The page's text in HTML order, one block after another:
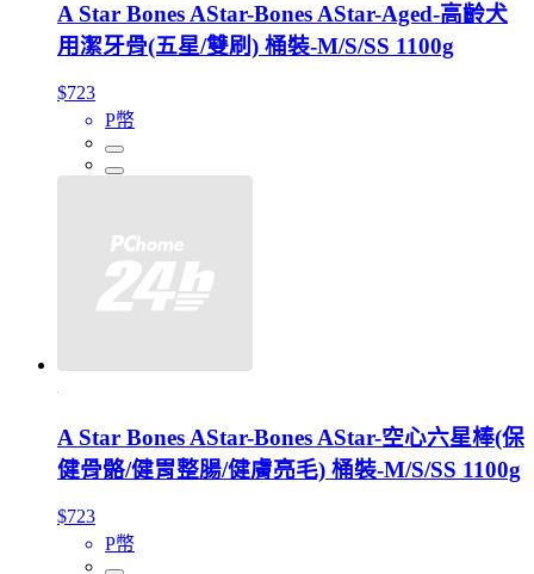
A Star Bones AStar-Bones AStar-Aged-高齡犬
用潔牙骨(五星/雙刷) 桶裝-M/S/SS 1100g
$723
P幣
A Star Bones AStar-Bones AStar-空心六星棒(保
健骨骼/健胃整腸/健膚亮毛) 桶裝-M/S/SS 1100g
$723
P幣